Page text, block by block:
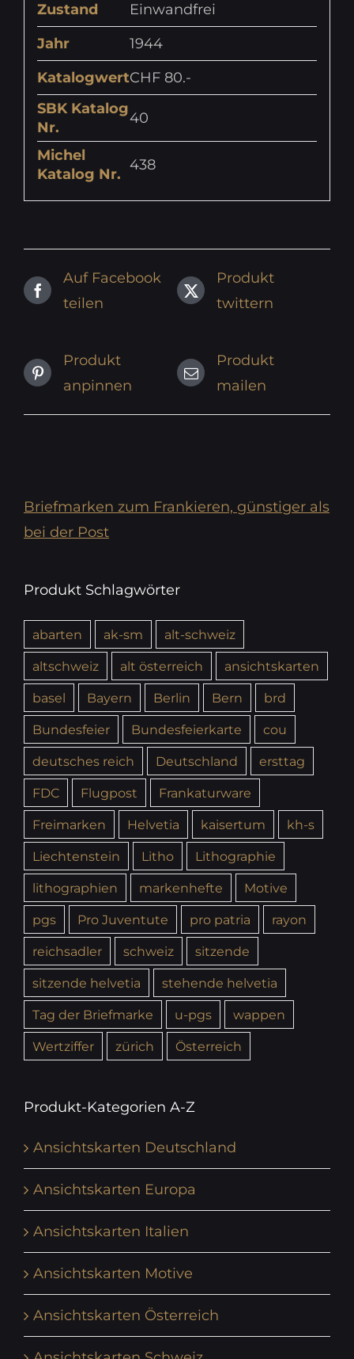
Zustand
Einwandfrei
Jahr
1944
KatalogwertCHF 80.-
SBK Katalog
Nr.
40
Michel
Katalog Nr.
438
Auf Facebook
teilen
Produkt
twittern
Produkt
anpinnen
Produkt
mailen
Briefmarken zum Frankieren, günstiger als
bei der Post
Produkt Schlagwörter
abarten ak-sm
alt-schweiz
altschweiz
alt österreich
ansichtskarten
basel
Bayern Berlin Bern
brd
Bundesfeier
Bundesfeierkarte
cou
deutsches reich
Deutschland
ersttag
FDC
Flugpost
Frankaturware
Freimarken
Helvetia kaisertum
kh-s
Liechtenstein
Litho
Lithographie
lithographien
markenhefte
Motive
pgs
Pro Juventute pro patria
rayon
reichsadler
schweiz
sitzende
sitzende helvetia
stehende helvetia
Tag der Briefmarke
u-pgs
wappen
Wertziffer
zürich Österreich
Produkt-Kategorien A-Z
Ansichtskarten Deutschland
Ansichtskarten Europa
Ansichtskarten Italien
Ansichtskarten Motive
Ansichtskarten Österreich